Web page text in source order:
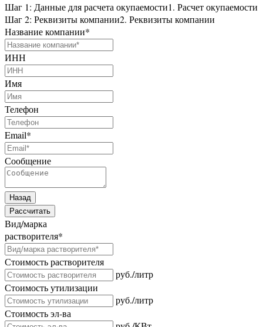
Шаг 1: Данные для расчета окупаемости1. Расчет окупаемости
Шаг 2: Реквизиты компании2. Реквизиты компании
Название компании*
ИНН
Имя
Телефон
Email*
Сообщение
Назад
Рассчитать
Вид/марка
растворителя*
Стоимость растворителя
руб./литр
Стоимость утилизации
руб./литр
Стоимость эл-ва